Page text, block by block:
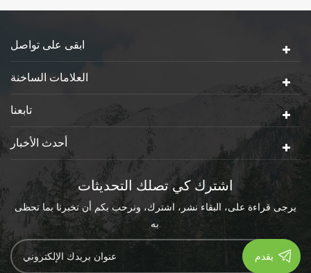
ابقى على تواصل
العلامات الساخنة
تابعنا
أحدث الأخبار
اشترك كي تصلك التحديثات
يرجى قراءة على، البقاء نشر، اشترك، ونرحب بكم أن تخبرنا بما تحظى
به.